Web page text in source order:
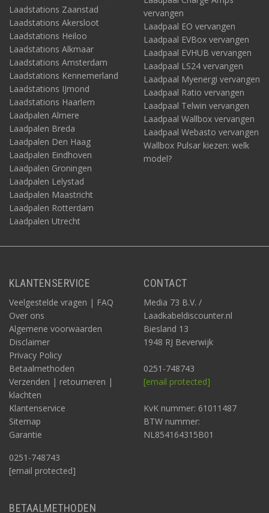
Laadstations Zaanstad
Laadstations Akersloot
Laadstations Heiloo
Laadstations Alkmaar
Laadstations Amsterdam
Laadstations Kennemerland
Laadstations IJmond
Laadstations Haarlem
Laadpalen Almere
Laadpalen Breda
Laadpalen Den Haag
Laadpalen Eindhoven
Laadpalen Groningen
Laadpalen Lelystad
Laadpalen Maastricht
Laadpalen Rotterdam
Laadpalen Utrecht
vervangen
Laadpaal EO vervangen
Laadpaal EVBox vervangen
Laadpaal EVHUB vervangen
Laadpaal LS24 vervangen
Laadpaal Myenergi vervangen
Laadpaal Ratio vervangen
Laadpaal Telwin vervangen
Laadpaal Wallbox vervangen
Laadpaal Webasto vervangen
Wallbox Pulsar kiezen: welk
model?
KLANTENSERVICE
Veelgestelde vragen | FAQ
Over ons
Algemene voorwaarden
Disclaimer
Privacy Policy
Betaalmethoden
Verzenden | retourneren |
klachten
Klantenservice
Sitemap
Garantie
0251-748743
[email protected]
CONTACT
Media 73 B.V. /
Laadkabeldiscounter.nl
Biesland 13
1948 RJ Beverwijk
0251-748743
[email protected]
KvK nummer: 61011487
BTW nummer:
NL854164315B01
BETAALMETHODEN